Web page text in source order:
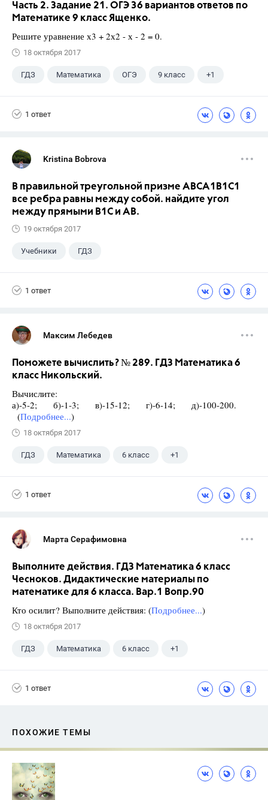
Часть 2. Задание 21. ОГЭ 36 вариантов ответов по
Математике 9 класс Ященко.
Решите уравнение х3 + 2х2 - х - 2 = 0.
18 октября 2017
ГДЗ Математика ОГЭ 9 класс +1
1 ответ
Kristina Bobrova
В правильной треугольной призме АВСA1В1С1
все ребра равны между собой. найдите угол
между прямыми В1С и АВ.
19 октября 2017
Учебники ГДЗ
1 ответ
Максим Лебедев
Поможете вычислить? № 289. ГДЗ Математика 6
класс Никольский.
Вычислите:
а)-5-2; б)-1-3; в)-15-12; г)-6-14; д)-100-200.
(Подробнее...)
18 октября 2017
ГДЗ Математика 6 класс +1
1 ответ
Марта Серафимовна
Выполните действия. ГДЗ Математика 6 класс
Чесноков. Дидактические материалы по
математике для 6 класса. Вар.1 Вопр.90
Кто осилит? Выполните действия: (Подробнее...)
18 октября 2017
ГДЗ Математика 6 класс +1
1 ответ
ПОХОЖИЕ ТЕМЫ